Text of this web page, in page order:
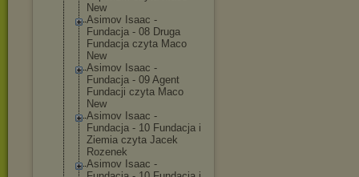
New
Asimov Isaac -
Fundacja - 08 Druga
Fundacja czyta Maco
New
Asimov Isaac -
Fundacja - 09 Agent
Fundacji czyta Maco
New
Asimov Isaac -
Fundacja - 10 Fundacja i
Ziemia czyta Jacek
Rozenek
Asimov Isaac -